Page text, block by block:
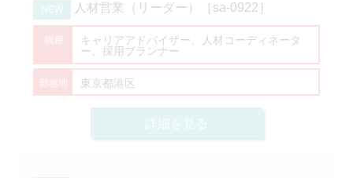
人材営業（リーダー）［sa-0922］
キャリアアドバイザー、人材コーディネータ
ー、採用プランナー
東京都港区
詳細を見る